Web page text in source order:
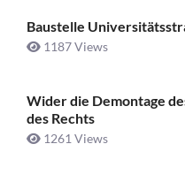
Baustelle
1187 Views
Wider die Demontage
des Rechts
1261 Views